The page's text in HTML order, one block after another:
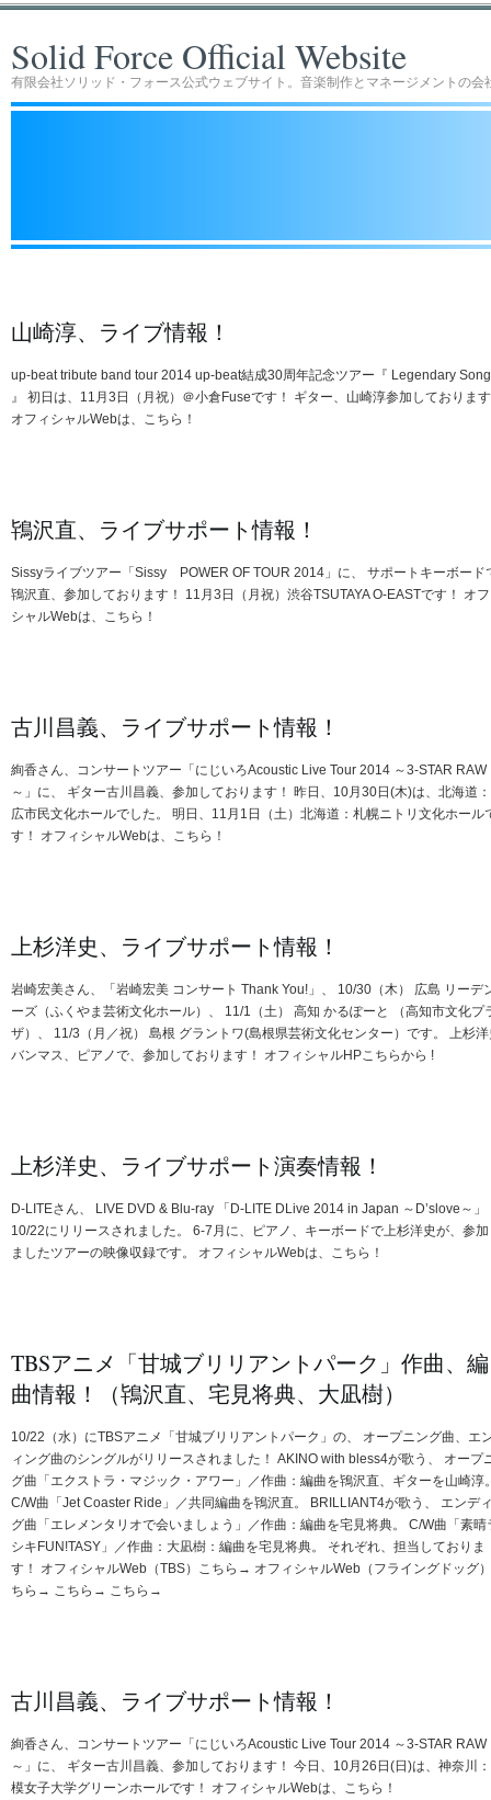
Solid Force Official Website
有限会社ソリッド・フォース公式ウェブサイト。音楽制作とマネージメントの会
山崎淳、ライブ情報！
up-beat tribute band tour 2014 up-beat結成30周年記念ツアー『 Legendary
』 初日は、11月3日（月祝）＠小倉Fuseです！ ギター、山崎淳参加しておりま
オフィシャルWebは、こちら！
鴇沢直、ライブサポート情報！
Sissyライブツアー「Sissy POWER OF TOUR 2014」に、 サポートキーボード
鴇沢直、参加しております！ 11月3日（月祝）渋谷TSUTAYA O-EASTです！ オ
シャルWebは、こちら！
古川昌義、ライブサポート情報！
絢香さん、コンサートツアー「にじいろAcoustic Live Tour 2014 ～3-STAR RAW
～」に、 ギター古川昌義、参加しております！ 昨日、10月30日(木)は、北海道
広市民文化ホールでした。 明日、11月1日（土）北海道：札幌ニトリ文化ホール
す！ オフィシャルWebは、こちら！
上杉洋史、ライブサポート情報！
岩崎宏美さん、「岩崎宏美 コンサート Thank You!」、 10/30（木） 広島 リーデ
ーズ（ふくやま芸術文化ホール）、 11/1（土） 高知 かるぽーと （高知市文化プ
ザ）、 11/3（月／祝） 島根 グラントワ(島根県芸術文化センター）です。 上杉
バンマス、ピアノで、参加しております！ オフィシャルHPこちらから !
上杉洋史、ライブサポート演奏情報！
D-LITEさん、 LIVE DVD & Blu-ray 「D-LITE DLive 2014 in Japan ～D’slove～」
10/22にリリースされました。 6-7月に、ピアノ、キーボードで上杉洋史が、参
ましたツアーの映像収録です。 オフィシャルWebは、こちら！
TBSアニメ「甘城ブリリアントパーク」作曲、編
曲情報！（鴇沢直、宅見将典、大凪樹）
10/22（水）にTBSアニメ「甘城ブリリアントパーク」の、 オープニング曲、エ
ィング曲のシングルがリリースされました！ AKINO with bless4が歌う、 オープ
グ曲「エクストラ・マジック・アワー」／作曲：編曲を鴇沢直、ギターを山崎淳
C/W曲「Jet Coaster Ride」／共同編曲を鴇沢直。 BRILLIANT4が歌う、 エンデ
グ曲「エレメンタリオで会いましょう」／作曲：編曲を宅見将典。 C/W曲「素晴
シキFUN!TASY」／作曲：大凪樹：編曲を宅見将典。 それぞれ、担当しておりま
す！ オフィシャルWeb（TBS）こちら→ オフィシャルWeb（フライングドッグ
ちら→ こちら→ こちら→
古川昌義、ライブサポート情報！
絢香さん、コンサートツアー「にじいろAcoustic Live Tour 2014 ～3-STAR RAW
～」に、 ギター古川昌義、参加しております！ 今日、10月26日(日)は、神奈川
模女子大学グリーンホールです！ オフィシャルWebは、こちら！